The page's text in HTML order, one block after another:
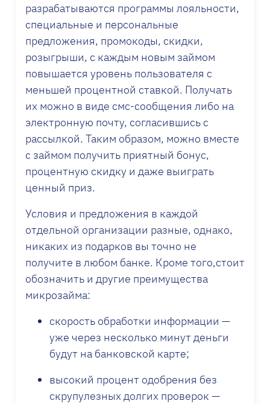
разрабатываются программы лояльности,
специальные и персональные
предложения, промокоды, скидки,
розыгрыши, с каждым новым займом
повышается уровень пользователя с
меньшей процентной ставкой. Получать
их можно в виде смс-сообщения либо на
электронную почту, согласившись с
рассылкой. Таким образом, можно вместе
с займом получить приятный бонус,
процентную скидку и даже выиграть
ценный приз.
Условия и предложения в каждой
отдельной организации разные, однако,
никаких из подарков вы точно не
получите в любом банке. Кроме того,стоит
обозначить и другие преимущества
микрозайма:
скорость обработки информации —
уже через несколько минут деньги
будут на банковской карте;
высокий процент одобрения без
скрупулезных долгих проверок —